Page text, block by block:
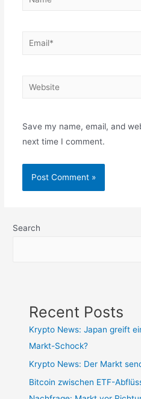
Email*
Website
Save my name, email, and
next time I comment.
Search
Recent Posts
Krypto News: Japan greift
Markt-Schock?
Krypto News: Der Markt
Bitcoin zwischen ETF-